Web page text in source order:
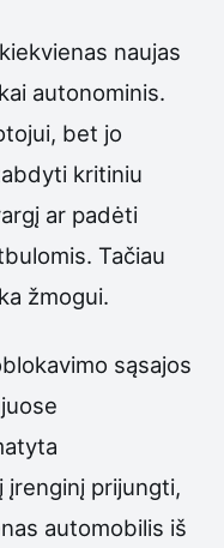
naujas
autonominis.
bet jo
kritiniu
ar padėti
Tačiau
žmogui.
sąsajos
prijungti,
automobilis iš